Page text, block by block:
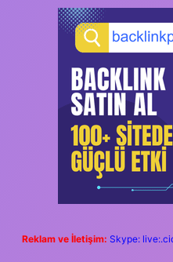
Reklam ve İletişim: Skype: